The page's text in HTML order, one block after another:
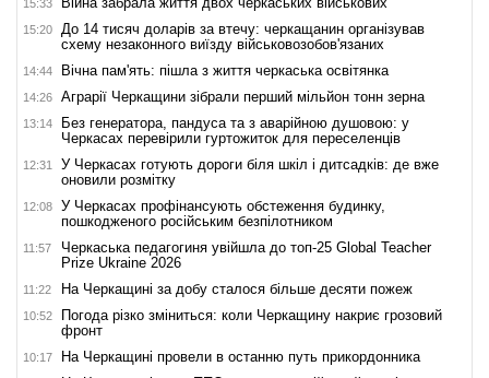
15:33
15:20
До 14 тисяч доларів за втечу: черкащанин організував
схему незаконного виїзду військовозобов'язаних
14:44 Вічна пам'ять: пішла з життя черкаська освітянка
14:26 Аграрії Черкащини зібрали перший мільйон тонн зерна
13:14
Без генератора, пандуса та з аварійною душовою: у
Черкасах перевірили гуртожиток для переселенців
12:31
У Черкасах готують дороги біля шкіл і дитсадків: де вже
оновили розмітку
12:08
У Черкасах профінансують обстеження будинку,
пошкодженого російським безпілотником
11:57
Черкаська педагогиня увійшла до топ-25 Global Teacher
Prize Ukraine 2026
11:22 На Черкащині за добу сталося більше десяти пожеж
10:52
Погода різко зміниться: коли Черкащину накриє грозовий
фронт
10:17 На Черкащині провели в останню путь прикордонника